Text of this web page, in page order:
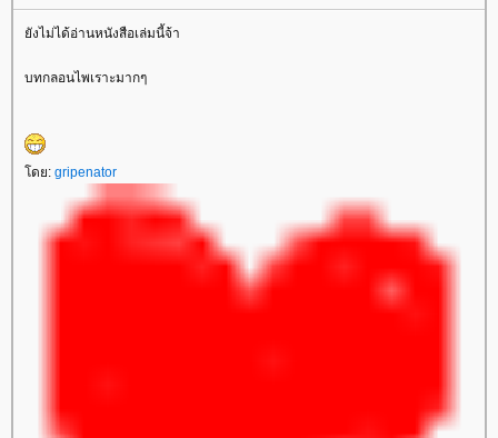
ังไม่ได้อ่านหนังสือเล่มนี้จ้า
บทกลอนไพเราะมากๆ
ดย: gripenator